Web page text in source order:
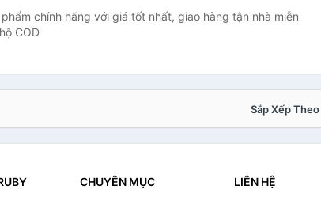
chính hãng với giá tốt nhất, giao hàng tận nhà miễn
COD
Sắp Xếp Theo
CHUYÊN MỤC LIÊN HỆ